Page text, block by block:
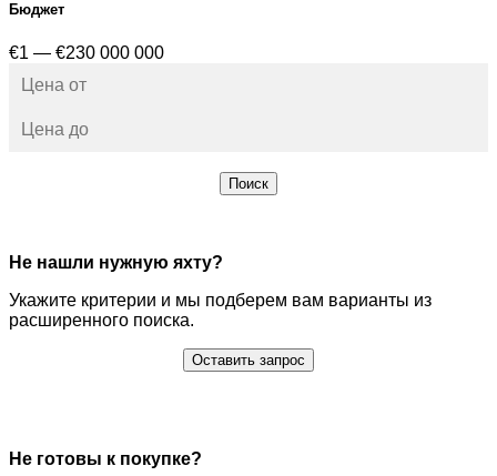
Бюджет
€1 — €230 000 000
Поиск
Не нашли нужную яхту?
Укажите критерии и мы подберем вам варианты из
расширенного поиска.
Оставить запрос
Не готовы к покупке?